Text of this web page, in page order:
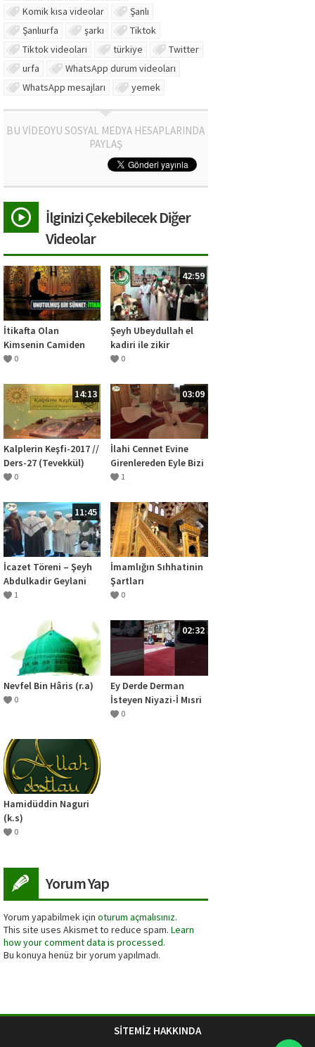
Komik kısa videolar
Şanlı
Şanlıurfa
şarkı
Tiktok
Tiktok videoları
türkiye
Twitter
urfa
WhatsApp durum videoları
WhatsApp mesajları
yemek
BU VİDEOYU SOSYAL MEDYA HESAPLARINDA
PAYLAŞ
İlginizi Çekebilecek Diğer
Videolar
İtikafta Olan
Kimsenin Camiden
Çıkması Ne Zaman
Değildir?
0
42:59
Şeyh Ubeydullah el
kadiri ile zikir
0
14:13
Kalplerin Keşfi-2017 //
Ders-27 (Tevekkül)
0
03:09
İlahi Cennet Evine
Girenlereden Eyle Bizi
Geylani Musiki Ekibi
1
11:45
İcazet Töreni – Şeyh
Abdulkadir Geylani
Hz. 850. Vuslat
1
İmamlığın Sıhhatinin
Şartları
0
Nevfel Bin Hâris (r.a)
0
02:32
Ey Derde Derman
İsteyen Niyazi-İ Mısri
0
Hamidüddin Naguri
(k.s)
0
Yorum Yap
Yorum yapabilmek için oturum açmalısınız.
This site uses Akismet to reduce spam. Learn
how your comment data is processed.
Bu konuya henüz bir yorum yapılmadı.
SİTEMİZ HAKKINDA